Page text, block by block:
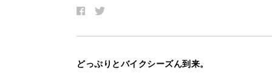
どっぷりとバイクシーズん到来。